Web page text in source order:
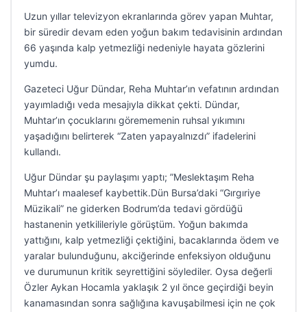
Uzun yıllar televizyon ekranlarında görev yapan Muhtar,
bir süredir devam eden yoğun bakım tedavisinin ardından
66 yaşında kalp yetmezliği nedeniyle hayata gözlerini
yumdu.
Gazeteci Uğur Dündar, Reha Muhtar’ın vefatının ardından
yayımladığı veda mesajıyla dikkat çekti. Dündar,
Muhtar’ın çocuklarını görememenin ruhsal yıkımını
yaşadığını belirterek “Zaten yapayalnızdı” ifadelerini
kullandı.
Uğur Dündar şu paylaşımı yaptı; ”Meslektaşım Reha
Muhtar’ı maalesef kaybettik.Dün Bursa’daki “Gırgıriye
Müzikali” ne giderken Bodrum’da tedavi gördüğü
hastanenin yetkilileriyle görüştüm. Yoğun bakımda
yattığını, kalp yetmezliği çektiğini, bacaklarında ödem ve
yaralar bulunduğunu, akciğerinde enfeksiyon olduğunu
ve durumunun kritik seyrettiğini söylediler. Oysa değerli
Özler Aykan Hocamla yaklaşık 2 yıl önce geçirdiği beyin
kanamasından sonra sağlığına kavuşabilmesi için ne çok